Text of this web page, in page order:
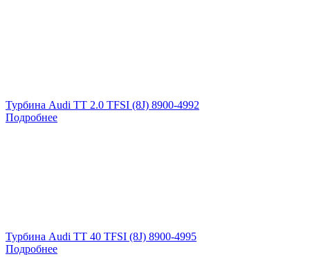
Турбина Audi TT 2.0 TFSI (8J) 8900-4992
Подробнее
Турбина Audi TT 40 TFSI (8J) 8900-4995
Подробнее